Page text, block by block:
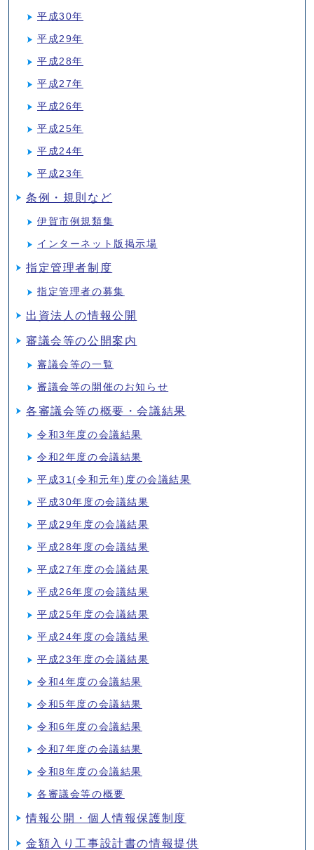
平成30年
平成29年
平成28年
平成27年
平成26年
平成25年
平成24年
平成23年
条例・規則など
伊賀市例規類集
インターネット版掲示場
指定管理者制度
指定管理者の募集
出資法人の情報公開
審議会等の公開案内
審議会等の一覧
審議会等の開催のお知らせ
各審議会等の概要・会議結果
令和3年度の会議結果
令和2年度の会議結果
平成31(令和元年)度の会議結果
平成30年度の会議結果
平成29年度の会議結果
平成28年度の会議結果
平成27年度の会議結果
平成26年度の会議結果
平成25年度の会議結果
平成24年度の会議結果
平成23年度の会議結果
令和4年度の会議結果
令和5年度の会議結果
令和6年度の会議結果
令和7年度の会議結果
令和8年度の会議結果
各審議会等の概要
情報公開・個人情報保護制度
金額入り工事設計書の情報提供